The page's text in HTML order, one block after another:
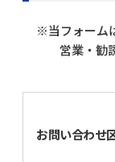
※当フォーム
営業・勧
お問い合わせ